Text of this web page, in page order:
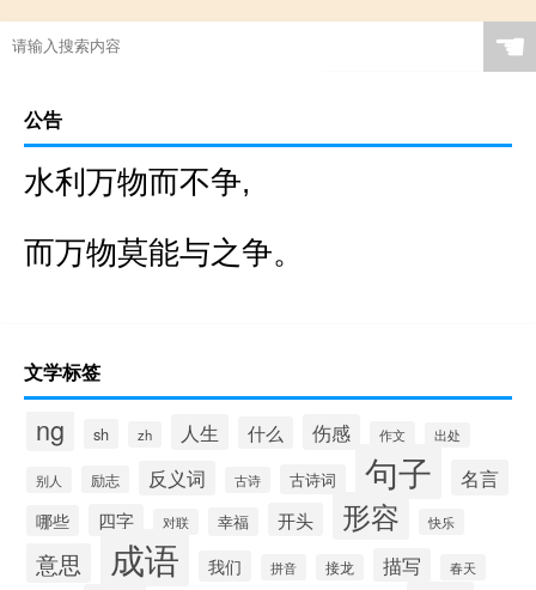
☚
公告
水利万物而不争,
而万物莫能与之争。
文学标签
ng sh zh 人生 什么 伤感 作文 出处
别人 励志 反义词 古诗 古诗词 句子 名言
哪些 四字 对联 幸福 开头 形容 快乐
意思 成语 我们 拼音 接龙 描写 春天